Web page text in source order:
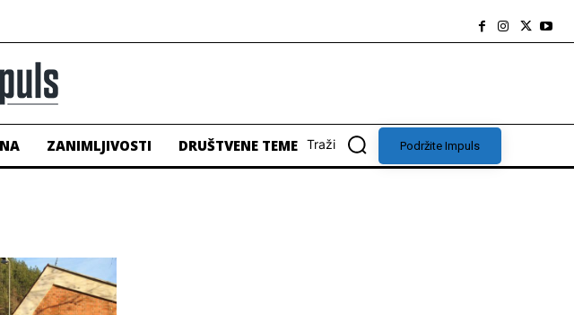
ZANIMLJIVOSTI DRUŠTVENE TEME Traži Podržite Impuls